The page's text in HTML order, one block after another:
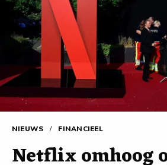
NIEUWS / FINANCIEEL
Netflix omhoog